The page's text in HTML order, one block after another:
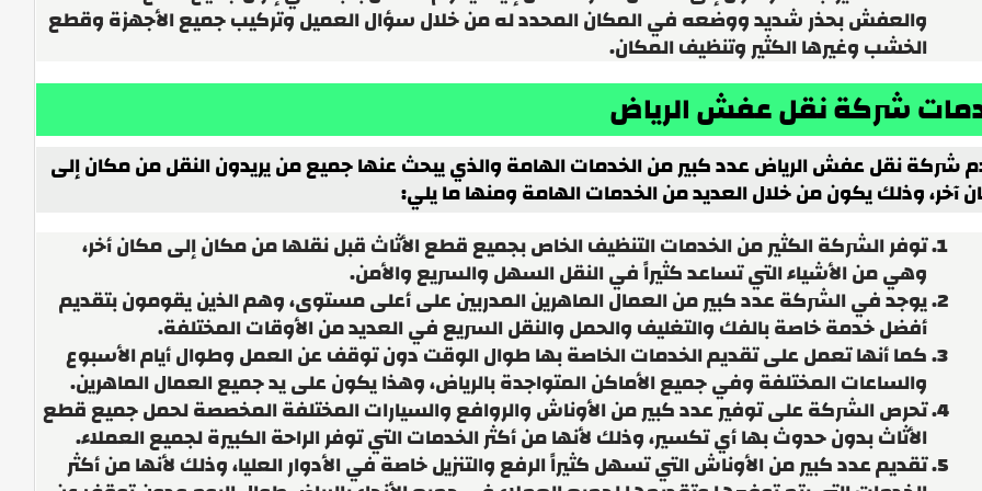
والعفش بحذر شديد ووضعه في المكان المحدد له من خلال سؤال العميل وتركيب جميع الأجهزة وقطع
الخشب وغيرها الكثير وتنظيف المكان.
شركة نقل عفش الرياض
شركة نقل عفش الرياض عدد كبير من الخدمات الهامة والذي يبحث عنها جميع من يريدون النقل من مكان إلى
آخر، وذلك يكون من خلال العديد من الخدمات الهامة ومنها ما يلي:
توفر الشركة الكثير من الخدمات التنظيف الخاص بجميع قطع الأثاث قبل نقلها من مكان إلى مكان أخر،
وهي من الأشياء التي تساعد كثيراً في النقل السهل والسريع والأمن.
يوجد في الشركة عدد كبير من العمال الماهرين المدربين على أعلى مستوى، وهم الذين يقومون بتقديم
أفضل خدمة خاصة بالفك والتغليف والحمل والنقل السريع في العديد من الأوقات المختلفة.
كما أنها تعمل على تقديم الخدمات الخاصة بها طوال الوقت دون توقف عن العمل وطوال أيام الأسبوع
والساعات المختلفة وفي جميع الأماكن المتواجدة بالرياض، وهذا يكون على يد جميع العمال الماهرين.
تحرص الشركة على توفير عدد كبير من الأوناش والروافع والسيارات المختلفة المخصصة لحمل جميع قطع
الأثاث بدون حدوث بها أي تكسير، وذلك لأنها من أكثر الخدمات التي توفر الراحة الكبيرة لجميع العملاء.
تقديم عدد كبير من الأوناش التي تسهل كثيراً الرفع والتنزيل خاصة في الأدوار العليا، وذلك لأنها من أكثر